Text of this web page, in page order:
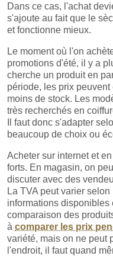
Dans ce cas, l'achat
s'ajoute au fait que le
et fonctionne mieux.
Le moment où l'on
promotions d'été, il y a
cherche un produit en
période, les prix
moins de stock. Les
très recherchés en
Il faut donc s'adapter
beaucoup de choix ou
Acheter sur internet et
forts. En magasin, on
discuter avec des
La TVA peut varier
informations disponibles
comparaison des
à comparer les prix
variété, mais on ne peut
l'endroit, il faut quand